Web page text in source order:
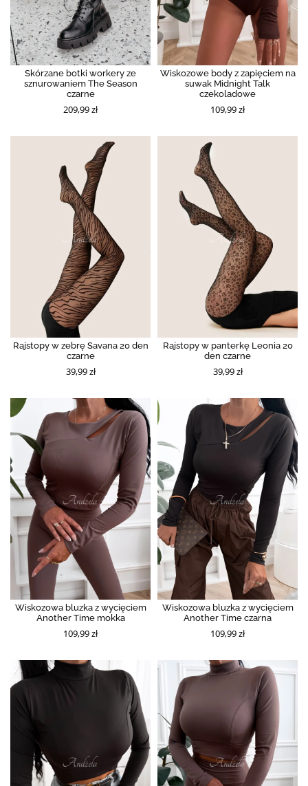
Skórzane botki workery ze
sznurowaniem The Season
czarne
209,99 zł
Wiskozowe body z zapięciem na
suwak Midnight Talk
czekoladowe
109,99 zł
Rajstopy w zebrę Savana 20 den
czarne
39,99 zł
Rajstopy w panterkę Leonia 20
den czarne
39,99 zł
Wiskozowa bluzka z wycięciem
Another Time mokka
109,99 zł
Wiskozowa bluzka z wycięciem
Another Time czarna
109,99 zł